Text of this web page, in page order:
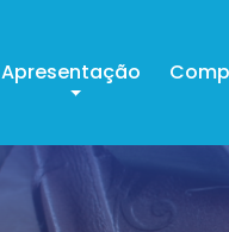
Apresentação